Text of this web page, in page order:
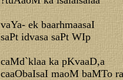
vaYa- ek baarhmaasaI
saPt idvasa saPt WIp
caMd`klaa ka pKvaaD,a
caaObaIsaI maoM baMTo